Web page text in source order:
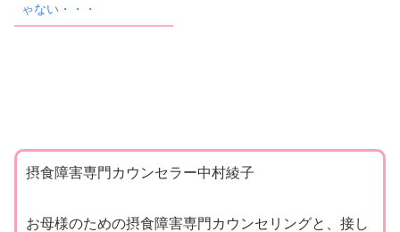
ゃない・・・
摂食障害専門カウンセラー中村綾子
お母様のための摂食障害専門カウンセリングと、接し